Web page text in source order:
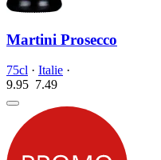
Martini Prosecco
75cl · Italie ·
9.95 7.49